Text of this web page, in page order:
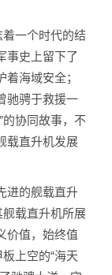
一个时代的结
事史上留下了
海域安全；
驰骋于救援一
的协同故事，不
载直升机发展
的舰载直升
舰载直升机所展
价值，始终值
上空的“海天